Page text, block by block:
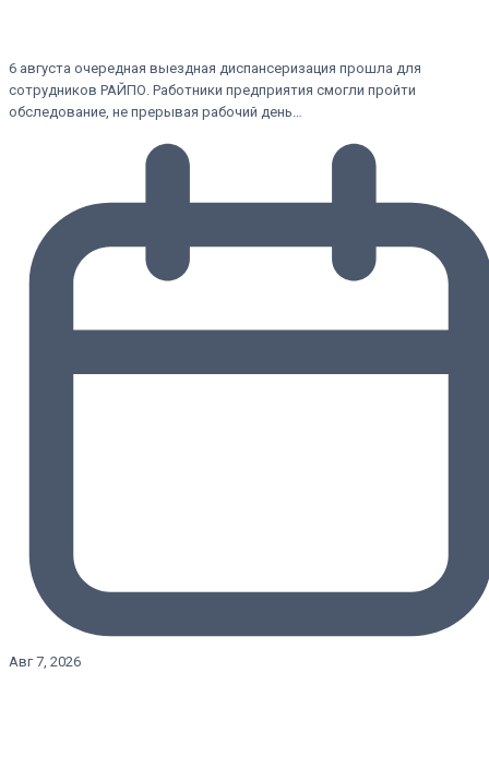
6 августа очередная выездная диспансеризация прошла для
сотрудников РАЙПО. Работники предприятия смогли пройти
обследование, не прерывая рабочий день…
Авг 7, 2026